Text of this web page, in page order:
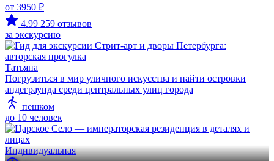
от 3950 ₽
4.99 259 отзывов
за экскурсию
Татьяна
Погрузиться в мир уличного искусства и найти островки
андеграунда среди центральных улиц города
пешком
до 10 человек
Индивидуальная